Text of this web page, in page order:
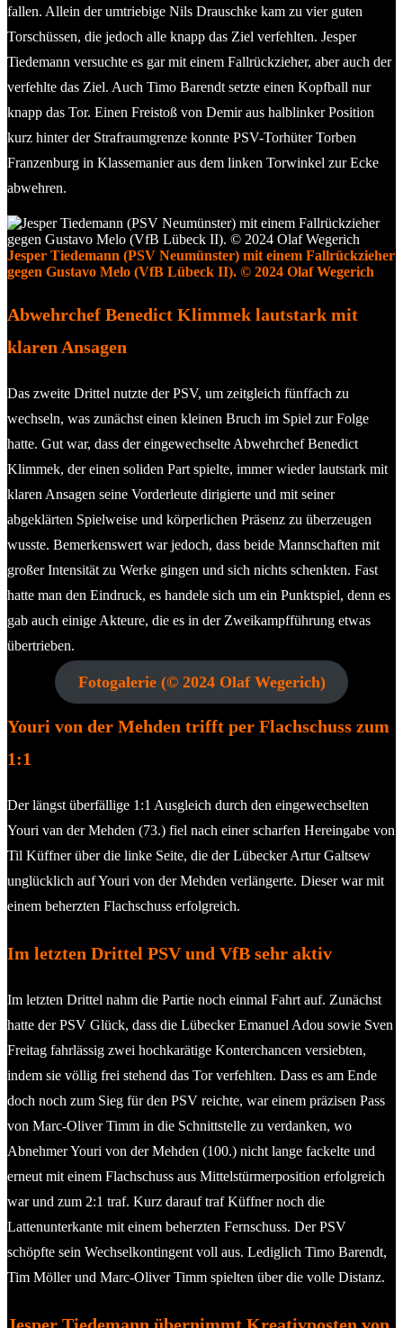
fallen. Allein der umtriebige Nils Drauschke kam zu vier guten
Torschüssen, die jedoch alle knapp das Ziel verfehlten. Jesper
Tiedemann versuchte es gar mit einem Fallrückzieher, aber auch der
verfehlte das Ziel. Auch Timo Barendt setzte einen Kopfball nur
knapp das Tor. Einen Freistoß von Demir aus halblinker Position
kurz hinter der Strafraumgrenze konnte PSV-Torhüter Torben
Franzenburg in Klassemanier aus dem linken Torwinkel zur Ecke
abwehren.
Jesper Tiedemann (PSV Neumünster) mit einem Fallrückzieher
gegen Gustavo Melo (VfB Lübeck II). © 2024 Olaf Wegerich
Abwehrchef Benedict Klimmek lautstark mit
klaren Ansagen
Das zweite Drittel nutzte der PSV, um zeitgleich fünffach zu
wechseln, was zunächst einen kleinen Bruch im Spiel zur Folge
hatte. Gut war, dass der eingewechselte Abwehrchef Benedict
Klimmek, der einen soliden Part spielte, immer wieder lautstark mit
klaren Ansagen seine Vorderleute dirigierte und mit seiner
abgeklärten Spielweise und körperlichen Präsenz zu überzeugen
wusste. Bemerkenswert war jedoch, dass beide Mannschaften mit
großer Intensität zu Werke gingen und sich nichts schenkten. Fast
hatte man den Eindruck, es handele sich um ein Punktspiel, denn es
gab auch einige Akteure, die es in der Zweikampfführung etwas
übertrieben.
Fotogalerie (© 2024 Olaf Wegerich)
Youri von der Mehden trifft per Flachschuss zum
1:1
Der längst überfällige 1:1 Ausgleich durch den eingewechselten
Youri van der Mehden (73.) fiel nach einer scharfen Hereingabe von
Til Küffner über die linke Seite, die der Lübecker Artur Galtsew
unglücklich auf Youri von der Mehden verlängerte. Dieser war mit
einem beherzten Flachschuss erfolgreich.
Im letzten Drittel PSV und VfB sehr aktiv
Im letzten Drittel nahm die Partie noch einmal Fahrt auf. Zunächst
hatte der PSV Glück, dass die Lübecker Emanuel Adou sowie Sven
Freitag fahrlässig zwei hochkarätige Konterchancen versiebten,
indem sie völlig frei stehend das Tor verfehlten. Dass es am Ende
doch noch zum Sieg für den PSV reichte, war einem präzisen Pass
von Marc-Oliver Timm in die Schnittstelle zu verdanken, wo
Abnehmer Youri von der Mehden (100.) nicht lange fackelte und
erneut mit einem Flachschuss aus Mittelstürmerposition erfolgreich
war und zum 2:1 traf. Kurz darauf traf Küffner noch die
Lattenunterkante mit einem beherzten Fernschuss. Der PSV
schöpfte sein Wechselkontingent voll aus. Lediglich Timo Barendt,
Tim Möller und Marc-Oliver Timm spielten über die volle Distanz.